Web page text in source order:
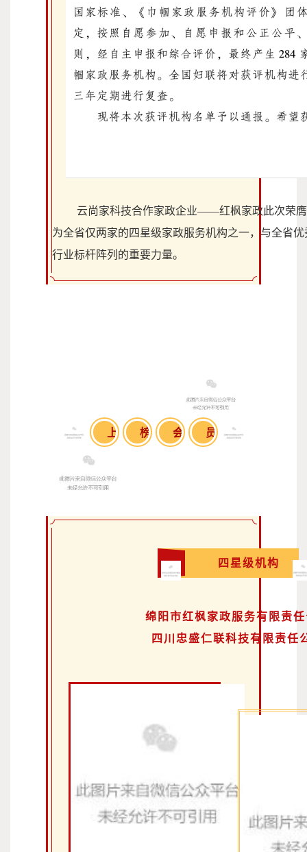
云尚家科技合作家政企业——红枫家政此次荣
为全省仅两家的四星级家政服务机构之一，与全省
行业标杆阵列的重要力量。
上 榜 会 员
四星级机构
绵阳市红枫家政服务有限责
四川忠盛仁联科技有限责任